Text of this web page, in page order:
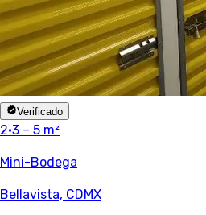
Verificado
2·3 – 5 m²
Mini-Bodega
Bellavista, CDMX